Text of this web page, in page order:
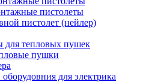
пистолеты
пистолет (нейлер)
для тепловых пушек
пушки
для электрика